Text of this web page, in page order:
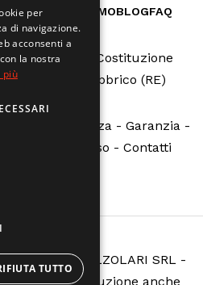
SERVIZI CHI SIAMOBLOGFAQ
Via Della Costituzione
N.162 - Fabbrico (RE)
Servizio assistenza- Garanzia-
Richiedi reso - Contatti
CALZOLARI SRL -
la riproduzione anche
per
di navigazione.
acconsenti a
la nostra
più
TUTTO